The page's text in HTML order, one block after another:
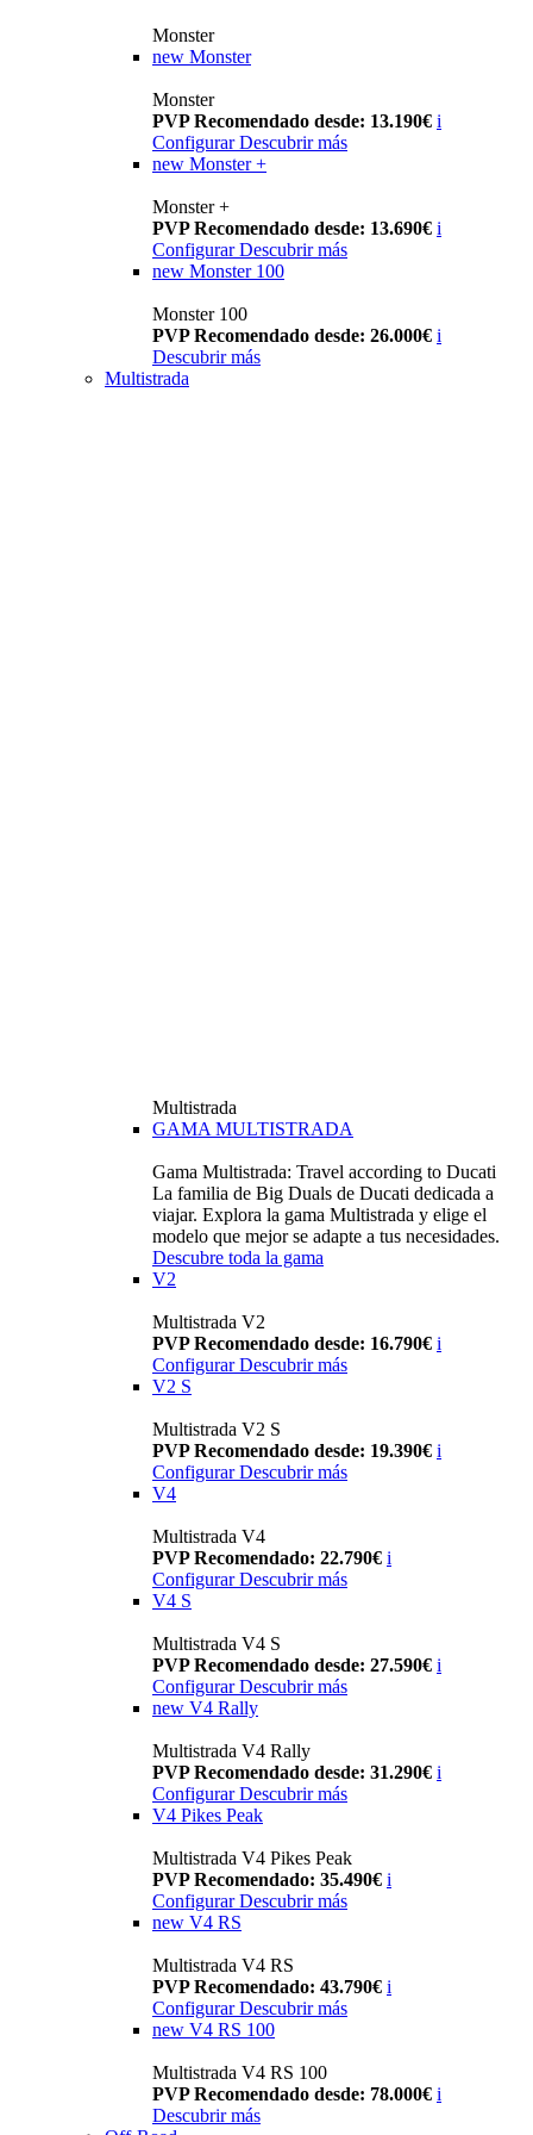
Monster
new Monster
Monster
PVP Recomendado desde: 13.190€ i
Configurar Descubrir más
new Monster +
Monster +
PVP Recomendado desde: 13.690€ i
Configurar Descubrir más
new Monster 100
Monster 100
PVP Recomendado desde: 26.000€ i
Descubrir más
Multistrada
Multistrada
GAMA MULTISTRADA
Gama Multistrada: Travel according to Ducati
La familia de Big Duals de Ducati dedicada a
viajar. Explora la gama Multistrada y elige el
modelo que mejor se adapte a tus necesidades.
Descubre toda la gama
V2
Multistrada V2
PVP Recomendado desde: 16.790€ i
Configurar Descubrir más
V2 S
Multistrada V2 S
PVP Recomendado desde: 19.390€ i
Configurar Descubrir más
V4
Multistrada V4
PVP Recomendado: 22.790€ i
Configurar Descubrir más
V4 S
Multistrada V4 S
PVP Recomendado desde: 27.590€ i
Configurar Descubrir más
new V4 Rally
Multistrada V4 Rally
PVP Recomendado desde: 31.290€ i
Configurar Descubrir más
V4 Pikes Peak
Multistrada V4 Pikes Peak
PVP Recomendado: 35.490€ i
Configurar Descubrir más
new V4 RS
Multistrada V4 RS
PVP Recomendado: 43.790€ i
ConfigurarDescubrir más
new V4 RS 100
Multistrada V4 RS 100
PVP Recomendado desde: 78.000€ i
Descubrir más